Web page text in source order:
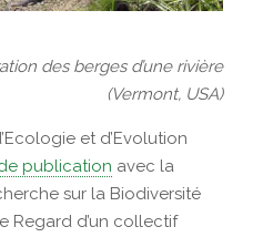
des berges d’une rivière
(Vermont, USA)
et d’Evolution
publication avec la
sur la Biodiversité
Regard d’un collectif